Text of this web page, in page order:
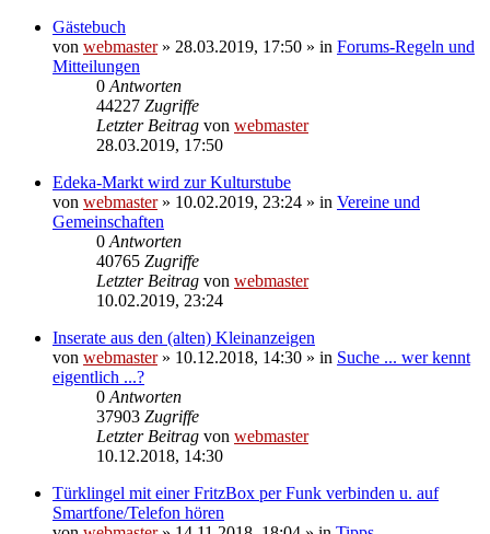
Gästebuch
von webmaster» 28.03.2019, 17:50 » in Forums-Regeln und
Mitteilungen
0 Antworten
44227 Zugriffe
Letzter Beitrag von webmaster
28.03.2019, 17:50
Edeka-Markt wird zur Kulturstube
von webmaster» 10.02.2019, 23:24 » in Vereine und
Gemeinschaften
0 Antworten
40765 Zugriffe
Letzter Beitrag von webmaster
10.02.2019, 23:24
Inserate aus den (alten) Kleinanzeigen
von webmaster» 10.12.2018, 14:30 » in Suche ... wer kennt
eigentlich ...?
0 Antworten
37903 Zugriffe
Letzter Beitrag von webmaster
10.12.2018, 14:30
Türklingel mit einer FritzBox per Funk verbinden u. auf
Smartfone/Telefon hören